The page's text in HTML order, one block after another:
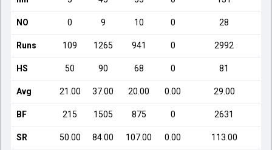
NO 0 9 10 0 28
Runs 109 1265 941 0 2992
HS 50 90 68 0 81
Avg 21.00 37.00 20.00 0.00 29.00
BF 215 1505 875 0 2631
SR 50.00 84.00 107.00 0.00 113.00